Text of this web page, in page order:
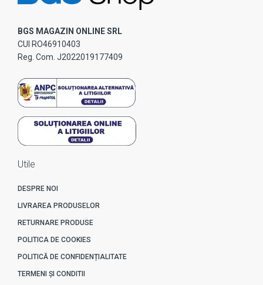
BGS MAGAZIN ONLINE SRL
CUI RO46910403
Reg. Com. J2022019177409
Utile
DESPRE NOI
LIVRAREA PRODUSELOR
RETURNARE PRODUSE
POLITICA DE COOKIES
POLITICĂ DE CONFIDENȚIALITATE
TERMENI ȘI CONDITII